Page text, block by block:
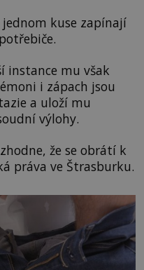
kuse zapínají
instance mu však
i zápach jsou
a uloží mu
výlohy.
že se obrátí k
práva ve Štrasburku.